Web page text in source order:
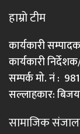
हाम्रो टीम
कार्यकारी
कार्यकारी
सम्पर्क मो. नं :
सल्लाहकार:
सामाजिक